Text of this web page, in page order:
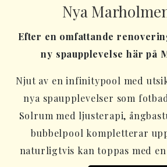
Nya
Efter en omfattande
ny spaupplevelse här på
Njut av en infinitypool med
nya spaupplevelser som
Solrum med ljusterapi,
bubbelpool kompletterar
naturligtvis kan toppas med